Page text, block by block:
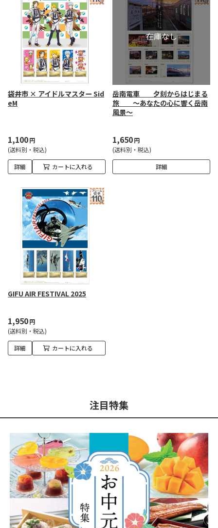
袋井市 × アイドルマスター Sid
eM
1,100円
(送料別・税込)
詳細 カートに入れる
岳南電車 夕刻からはじまる
旅 ～あなたの心に響く岳南
風景～
1,650円
(送料別・税込)
詳細
GIFU AIR FESTIVAL 2025
1,950円
(送料別・税込)
詳細 カートに入れる
注目特集